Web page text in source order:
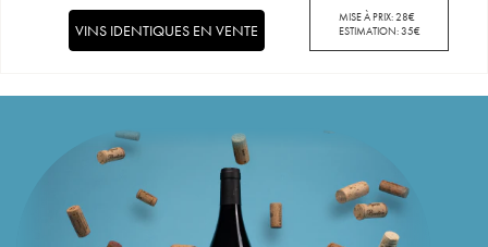
MISE À PRIX:28€
ESTIMATION:35€
VINS IDENTIQUES EN VENTE